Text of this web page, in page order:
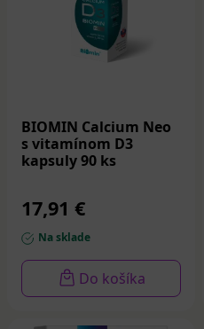
BIOMIN Calcium Neo
s vitamínom D3
kapsuly 90 ks
17,91 €
Na sklade
Do košíka